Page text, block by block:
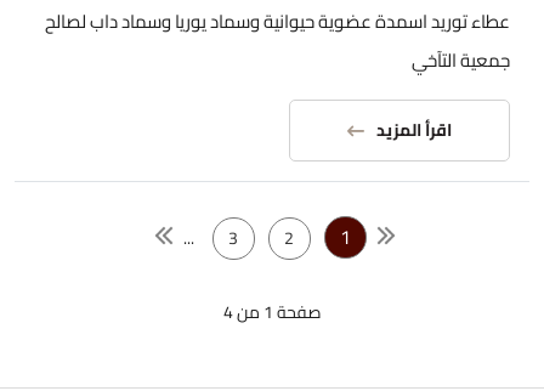
عطاء توريد اسمدة عضوية حيوانية وسماد يوريا وسماد داب لصالح
جمعية التآخي
اقرأ المزيد
1
2
3
...
صفحة 1 من 4